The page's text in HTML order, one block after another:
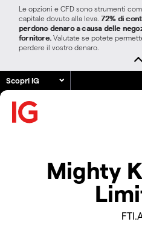
Le opzioni e CFD sono strumenti
capitale dovuto alla leva. 72% di
perdono denaro a causa delle
fornitore. Valutate se potete
perdere il vostro denaro.
Scopri IG
Mighty